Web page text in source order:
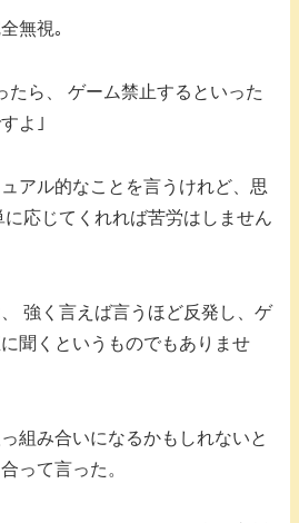
無視｡
たら、 ゲーム禁止するといった
よ｣
アル的なことを言うけれど、思
応じてくれれば苦労はしません
強く言えば言うほど反発し、ゲ
聞くというものでもありませ
組み合いになるかもしれないと
って言った。